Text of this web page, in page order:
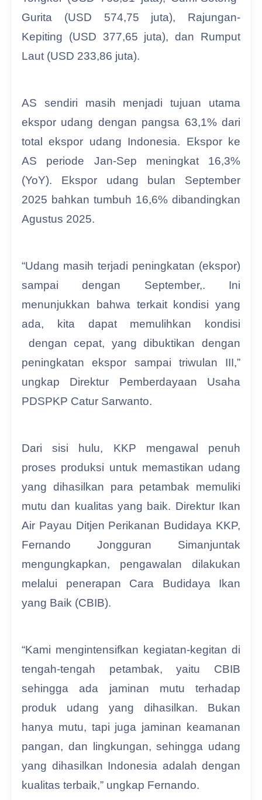
Gurita (USD 574,75 juta), Rajungan-
Kepiting (USD 377,65 juta), dan Rumput
Laut (USD 233,86 juta).
AS sendiri masih menjadi tujuan utama
ekspor udang dengan pangsa 63,1% dari
total ekspor udang Indonesia. Ekspor ke
AS periode Jan-Sep meningkat 16,3%
(YoY). Ekspor udang bulan September
2025 bahkan tumbuh 16,6% dibandingkan
Agustus 2025.
“Udang masih terjadi peningkatan (ekspor)
sampai dengan September,. Ini
menunjukkan bahwa terkait kondisi yang
ada, kita dapat memulihkan kondisi
dengan cepat, yang dibuktikan dengan
peningkatan ekspor sampai triwulan III,”
ungkap Direktur Pemberdayaan Usaha
PDSPKP Catur Sarwanto.
Dari sisi hulu, KKP mengawal penuh
proses produksi untuk memastikan udang
yang dihasilkan para petambak memuliki
mutu dan kualitas yang baik. Direktur Ikan
Air Payau Ditjen Perikanan Budidaya KKP,
Fernando Jongguran Simanjuntak
mengungkapkan, pengawalan dilakukan
melalui penerapan Cara Budidaya Ikan
yang Baik (CBIB).
“Kami mengintensifkan kegiatan-kegitan di
tengah-tengah petambak, yaitu CBIB
sehingga ada jaminan mutu terhadap
produk udang yang dihasilkan. Bukan
hanya mutu, tapi juga jaminan keamanan
pangan, dan lingkungan, sehingga udang
yang dihasilkan Indonesia adalah dengan
kualitas terbaik,” ungkap Fernando.